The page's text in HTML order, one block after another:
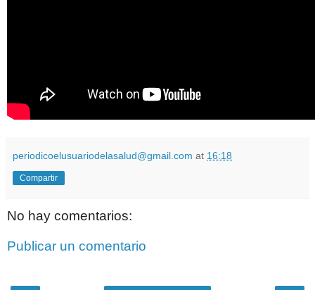
periodicoelusuariodelasalud@gmail.com at 16:18
Compartir
No hay comentarios:
Publicar un comentario